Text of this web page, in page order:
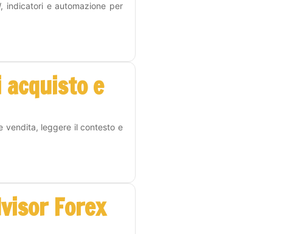
indicatori e automazione per
e
vendita, leggere il contesto e
Forex